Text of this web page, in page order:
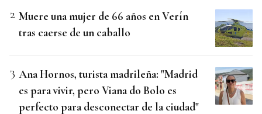
Muere una mujer de 66 años en Verín
tras caerse de un caballo
Ana Hornos, turista madrileña: "Madrid
es para vivir, pero Viana do Bolo es
perfecto para desconectar de la ciudad"